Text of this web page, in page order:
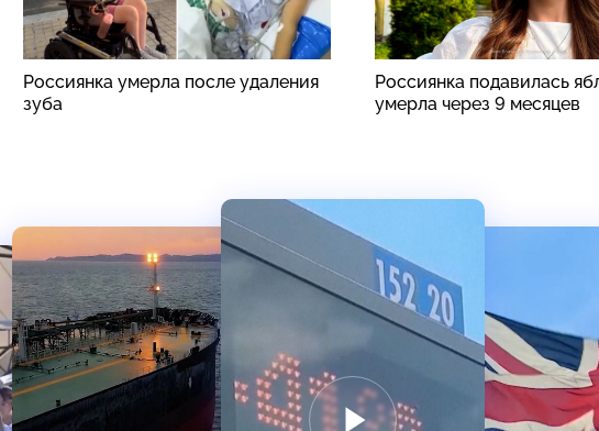
Россиянка умерла после удаления
зуба
Россиянка подавилась
умерла через 9 месяцев